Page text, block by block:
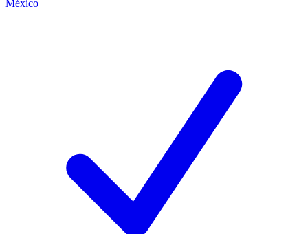
México